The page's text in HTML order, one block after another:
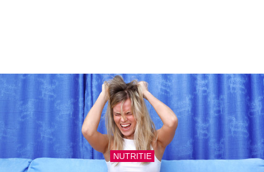
NUTRITIE